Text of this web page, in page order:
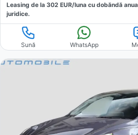
Leasing de la 302 EUR/luna cu dobăndă
juridice.
Sună WhatsApp